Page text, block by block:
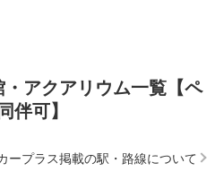
アクアリウム一覧【ペ
伴可】
ープラス掲載の駅・路線について